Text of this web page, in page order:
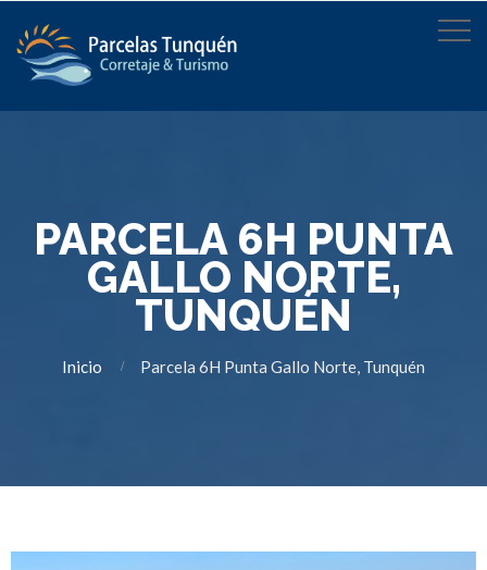
PARCELA 6H PUNTA
GALLO NORTE,
TUNQUÉN
Inicio Parcela 6H Punta Gallo Norte, Tunquén